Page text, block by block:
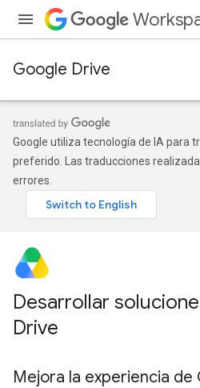
Google Drive
Google utiliza tecnología de IA para
preferido. Las traducciones
errores.
Desarrollar
Drive
Mejora la experiencia de